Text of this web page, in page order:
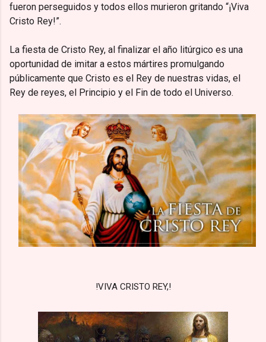
fueron perseguidos y todos ellos murieron gritando “¡Viva
Cristo Rey!”.
La fiesta de Cristo Rey, al finalizar el año litúrgico es una
oportunidad de imitar a estos mártires promulgando
públicamente que Cristo es el Rey de nuestras vidas, el
Rey de reyes, el Principio y el Fin de todo el Universo.
!VIVA CRISTO REY,!